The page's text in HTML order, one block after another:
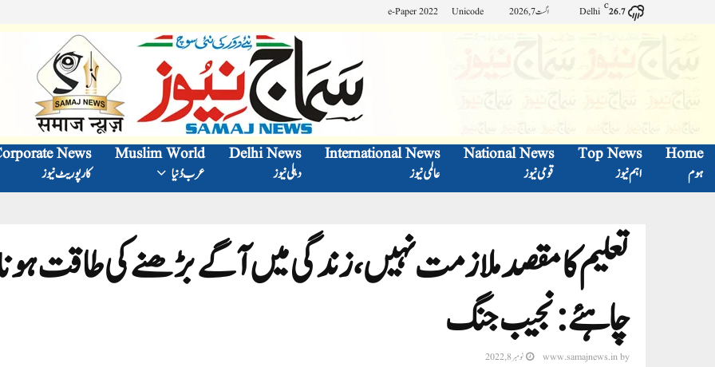
26.7
C
Delhi اگست 7, 2026 Unicode
e-Paper 2022
Home
ہوم
Top News
اہم نیوز
National News
قومی نیوز
International News
عالمی نیوز
Delhi News
دہلی نیوز
Muslim World
عرب دُنیا
News
کارپوریٹ نیوز
تعلیم کا مقصد ملازمت نہیں، زندگی میں آگے بڑھنے کی طاقت
چاہئے:نجیب جنگ
by
www.samajnews.in نومبر 8, 2022